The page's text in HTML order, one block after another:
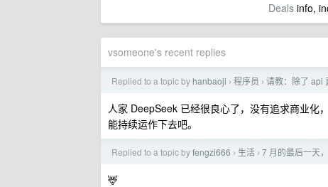
Dealsinfo,
vsomeone's recent replies
Replied to a topic by hanbaoji › 程序员 › 请教：除了 api
人家 DeepSeek 已经很良心了，没有追求商业化
能持续运作下去吧。
Replied to a topic byfengzi666 › 生活 › 7 月的最后一天
🦌